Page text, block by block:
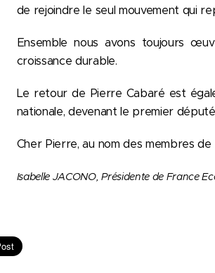
de rejoindre le seul mouvement qui
Ensemble nous avons toujours
croissance durable.
Le retour de Pierre Cabaré est
nationale, devenant le premier
Cher Pierre, au nom des membres
Isabelle JACONO,Présidente de France